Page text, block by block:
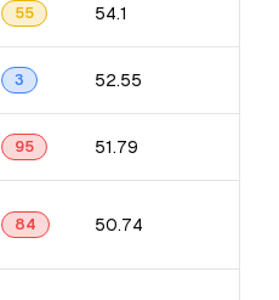
55 54.1
3 52.55
95 51.79
84 50.74